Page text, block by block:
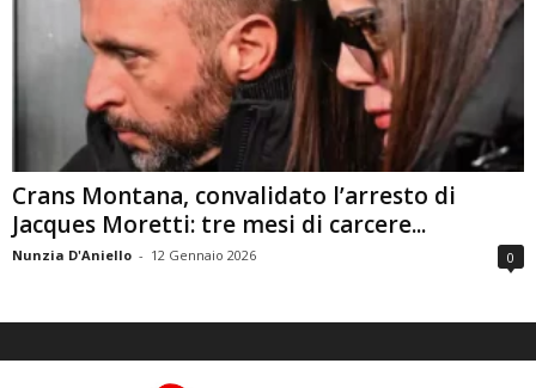
Crans Montana, convalidato l’arresto di
Jacques Moretti: tre mesi di carcere...
Nunzia D'Aniello - 12 Gennaio 2026 0